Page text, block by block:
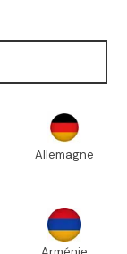
Allemagne